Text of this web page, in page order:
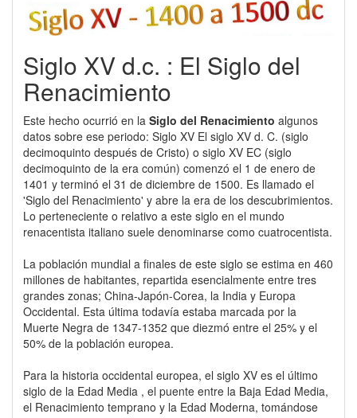
Siglo XV d.c. : El Siglo del
Renacimiento
Este hecho ocurrió en la Siglo del Renacimiento algunos
datos sobre ese periodo: Siglo XV El siglo XV d. C. (siglo
decimoquinto después de Cristo) o siglo XV EC (siglo
decimoquinto de la era común) comenzó el 1 de enero de
1401 y terminó el 31 de diciembre de 1500. Es llamado el
'Siglo del Renacimiento' y abre la era de los descubrimientos.
Lo perteneciente o relativo a este siglo en el mundo
renacentista italiano suele denominarse como cuatrocentista.
La población mundial a finales de este siglo se estima en 460
millones de habitantes, repartida esencialmente entre tres
grandes zonas; China-Japón-Corea, la India y Europa
Occidental. Esta última todavía estaba marcada por la
Muerte Negra de 1347-1352 que diezmó entre el 25% y el
50% de la población europea.
Para la historia occidental europea, el siglo XV es el último
siglo de la Edad Media , el puente entre la Baja Edad Media,
el Renacimiento temprano y la Edad Moderna, tomándose